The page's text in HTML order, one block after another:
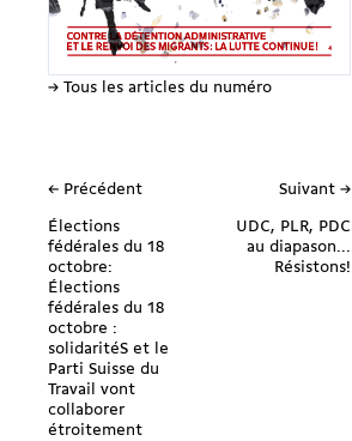
→ Tous les articles du numéro
← Précédent
Élections
fédérales du 18
octobre:
Élections
fédérales du 18
octobre :
solidaritéS et le
Parti Suisse du
Travail vont
collaborer
étroitement
Suivant →
UDC, PLR, PDC
au diapason...
Résistons!